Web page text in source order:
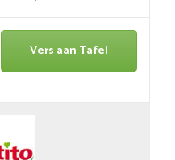
Vers aan Tafel